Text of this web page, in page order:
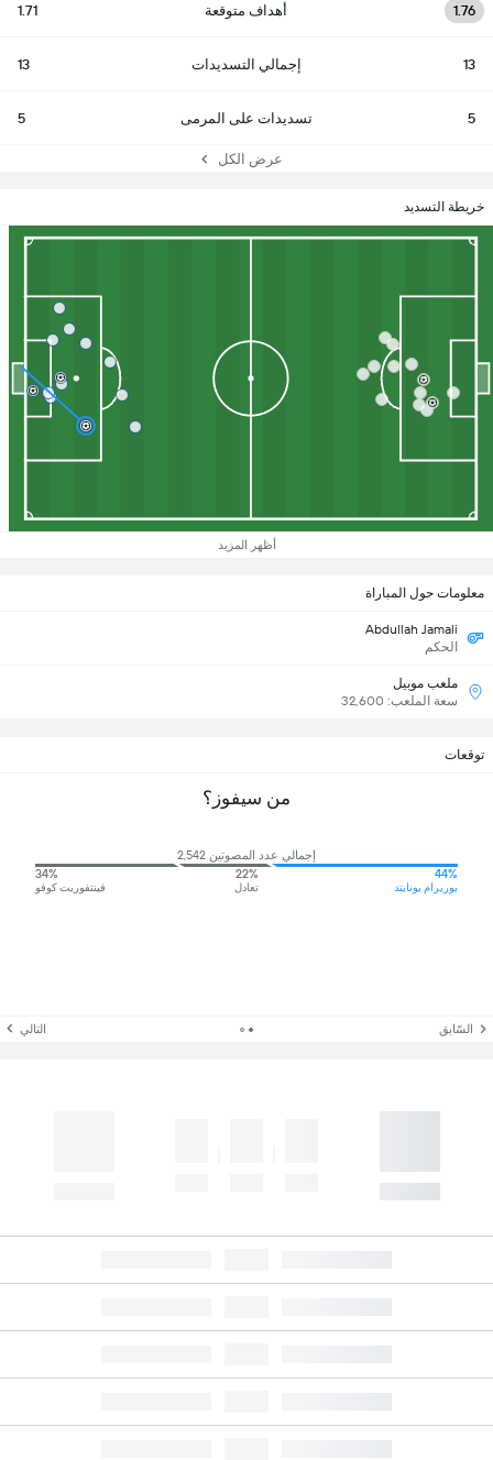
1.76 أهداف متوقعة 1.71
13 إجمالي التسديدات 13
5 تسديدات على المرمى 5
عرض الكل
خريطة التسديد
أظهر المزيد
معلومات حول المباراة
Abdullah Jamali
الحكم
ملعب موبيل
سعة الملعب: 32,600
توقعات
من سيفوز؟
إجمالي عدد المصوتين 2,542
44%
بوريرام يونايتد
22%
تعادل
34%
فينتفوريت كوفو
السّابق التالي